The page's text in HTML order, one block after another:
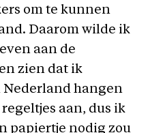
om te kunnen
Daarom wilde ik
aan de
zien dat ik
Nederland hangen
aan, dus ik
papiertje nodig zou